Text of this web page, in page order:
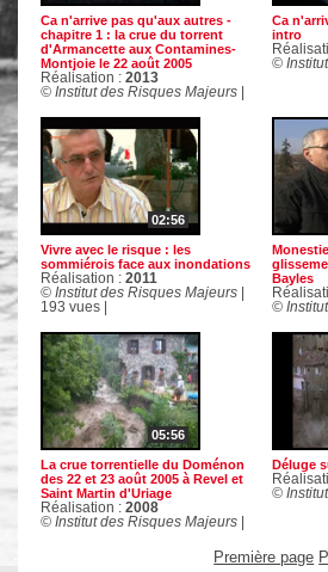
Ca n'arrive pas qu'aux autres -
chapitre 1 : la crue du torrent
d'Armancette aux Contamines-
Montjoie le 22 août 2005
Réalisation : 2013
© Institut des Risques Majeurs|
Ca
intro
©
02:56
Vivre avec le risque : les
sommiérois face aux inondations
Réalisation : 2011
© Institut des Risques Majeurs|
193 vues |
Bayles
©
05:56
La crue torrentielle du Doménon
des 22 et 23 août 2005 à Revel et
Saint Martin d'Uriage
Réalisation : 2008
© Institut des Risques Majeurs|
Déluge
©
Première page